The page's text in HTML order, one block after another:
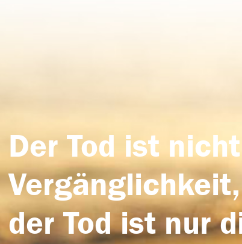
Der Tod ist
Vergänglichkeit,
der Tod ist nur